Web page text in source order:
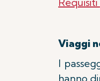
Viaggi
I
hanno